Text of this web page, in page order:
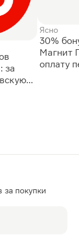
за
Ясно
30%
Магнит
оплату
за покупки